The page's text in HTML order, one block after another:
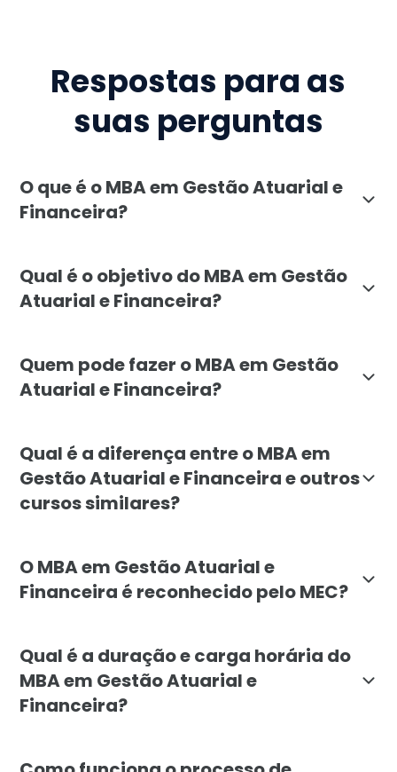
Respostas para as
suas perguntas
O que é o MBA em Gestão Atuarial e
Financeira?
Qual é o objetivo do MBA em Gestão
Atuarial e Financeira?
Quem pode fazer o MBA em Gestão
Atuarial e Financeira?
Qual é a diferença entre o MBA em
Gestão Atuarial e Financeira e outros
cursos similares?
O MBA em Gestão Atuarial e
Financeira é reconhecido pelo MEC?
Qual é a duração e carga horária do
MBA em Gestão Atuarial e
Financeira?